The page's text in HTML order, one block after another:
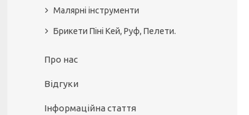
Малярні інструменти
Брикети Піні Кей, Руф, Пелети.
Про нас
Відгуки
Інформаційна стаття